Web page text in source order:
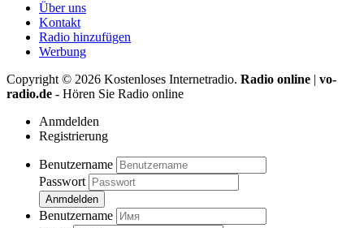
Über uns
Kontakt
Radio hinzufügen
Werbung
Copyright © 2026 Kostenloses Internetradio. Radio online | vo-
radio.de - Hören Sie Radio online
Anmdelden
Registrierung
Benutzername
Passwort
Anmdelden
Benutzername